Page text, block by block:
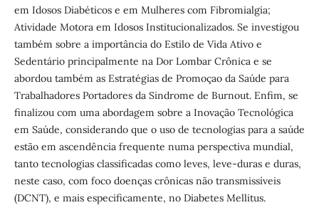
em Idosos Diabéticos e em Mulheres com Fibromialgia;
Atividade Motora em Idosos Institucionalizados. Se investigou
também sobre a importância do Estilo de Vida Ativo e
Sedentário principalmente na Dor Lombar Crônica e se
abordou também as Estratégias de Promoçao da Saúde para
Trabalhadores Portadores da Sindrome de Burnout. Enfim, se
finalizou com uma abordagem sobre a Inovação Tecnológica
em Saúde, considerando que o uso de tecnologias para a saúde
estão em ascendência frequente numa perspectiva mundial,
tanto tecnologias classificadas como leves, leve-duras e duras,
neste caso, com foco doenças crônicas não transmissíveis
(DCNT), e mais especificamente, no Diabetes Mellitus.